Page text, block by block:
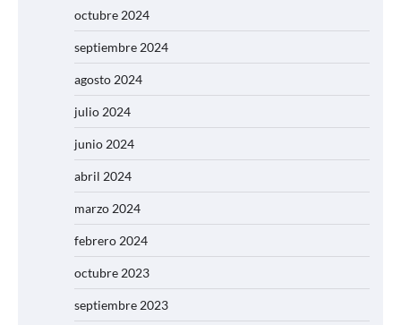
octubre 2024
septiembre 2024
agosto 2024
julio 2024
junio 2024
abril 2024
marzo 2024
febrero 2024
octubre 2023
septiembre 2023